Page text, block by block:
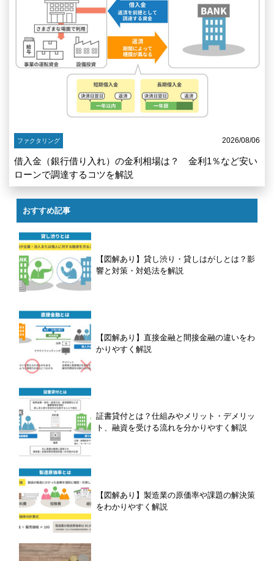
ファクタリング 2026/08/06
借入金（銀行借り入れ）の金利相場は？ 金利1％など安い
ローンで調達するコツを解説
おすすめ記事
【図解あり】貸し渋り・貸しはがしとは？影
響と対策・対処法を解説
【図解あり】直接金融と間接金融の違いをわ
かりやすく解説
証書貸付とは？仕組みやメリット・デメリッ
ト、融資を受ける流れを分かりやすく解説
【図解あり】製造業の原価率や課題の解決策
をわかりやすく解説